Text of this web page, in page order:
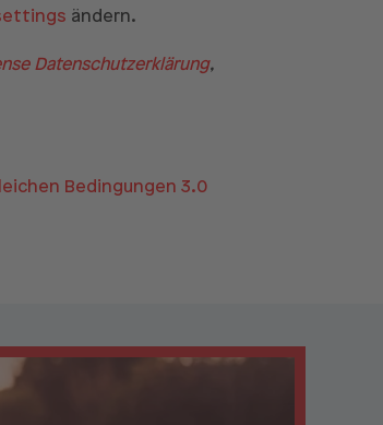
ändern.
Datenschutzerklärung,
Bedingungen 3.0